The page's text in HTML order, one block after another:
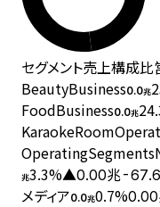
セグメント売上構成比
BeautyBusiness0.0兆
FoodBusiness0.0兆
兆3.3%▲0.00兆-
メディア0.0兆0.7%